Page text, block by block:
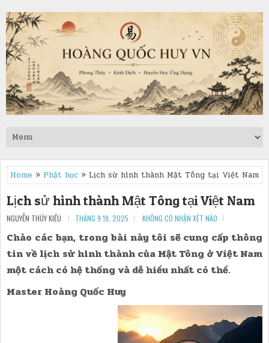
Home » Phật học » Lịch sử hình thành Mật Tông tại Việt Nam
Lịch sử hình thành Mật Tông tại Việt Nam
NGUYỄN THÚY KIỀU THÁNG 9 19, 2025 KHÔNG CÓ NHẬN XÉT NÀO
Chào các bạn, trong bài này tôi sẽ cung cấp thông
tin về lịch sử hình thành của Mật Tông ở Việt Nam
một cách có hệ thống và dễ hiểu nhất có thể.
Master Hoàng Quốc Huy